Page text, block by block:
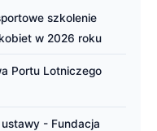
szkolenie
w 2026 roku
Portu Lotniczego
- Fundacja